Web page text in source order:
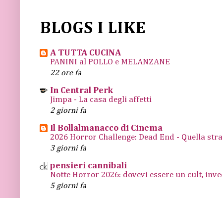
BLOGS I LIKE
A TUTTA CUCINA
PANINI al POLLO e MELANZANE
22 ore fa
In Central Perk
Jimpa - La casa degli affetti
2 giorni fa
Il Bollalmanacco di Cinema
2026 Horror Challenge: Dead End - Quella
3 giorni fa
pensieri cannibali
Notte Horror 2026: dovevi essere un cult,
5 giorni fa